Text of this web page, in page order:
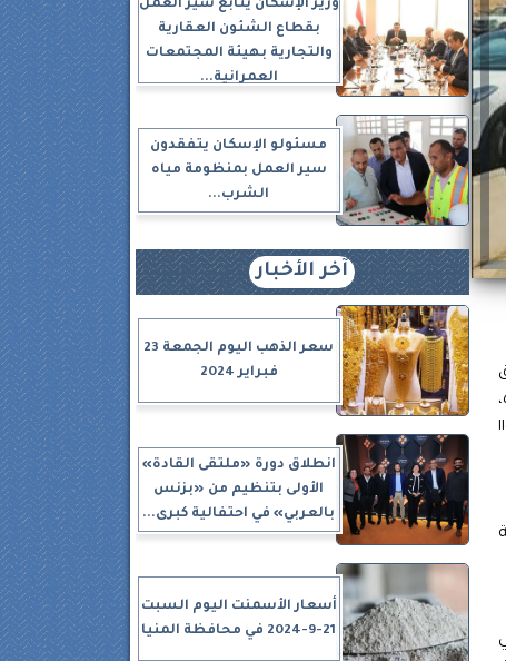
الصناعية بالمدينة، موضحًا أنه جارٍ استكمال أعمال إعادة الشي لأصله ( أسفلت) للتوسعات التي تمت بشارع الـ ٥٠،
أعمال الطبقة الاسفلتية لكامل القطاع بشارع الـ ١١٠
وزير الإسكان يتابع سير العمل
بقطاع الشئون العقارية
والتجارية بهيئة المجتمعات
العمرانية...
مسئولو الإسكان يتفقدون
سير العمل بمنظومة مياه
الشرب...
آخر الأخبار
سعر الذهب اليوم الجمعة 23
فبراير 2024
انطلاق دورة «ملتقى القادة»
الأولى بتنظيم من «بزنس
بالعربي» في احتفالية كبرى...
أسعار الأسمنت اليوم السبت
21-9-2024 في محافظة المنيا